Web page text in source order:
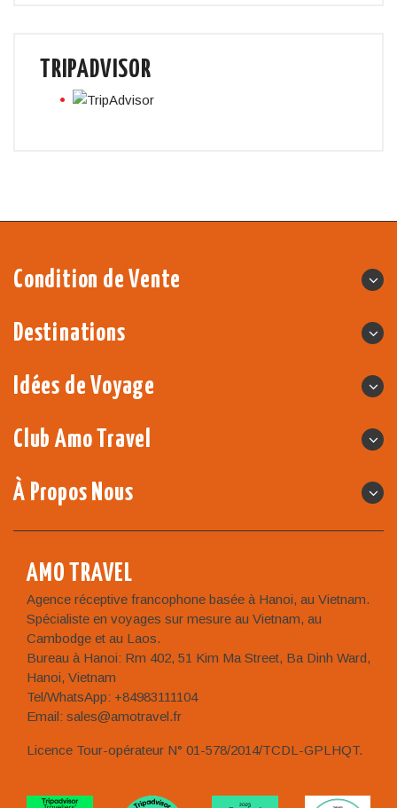
TRIPADVISOR
Condition de Vente
Destinations
Idées de Voyage
Club Amo Travel
À Propos Nous
AMO TRAVEL
Agence réceptive francophone basée à Hanoi, au Vietnam.
Spécialiste en voyages sur mesure au Vietnam, au
Cambodge et au Laos.
Bureau à Hanoi: Rm 402, 51 Kim Ma Street, Ba Dinh Ward,
Hanoi, Vietnam
Tel/WhatsApp: +84983111104
Email: sales@amotravel.fr
Licence Tour-opérateur N° 01-578/2014/TCDL-GPLHQT.